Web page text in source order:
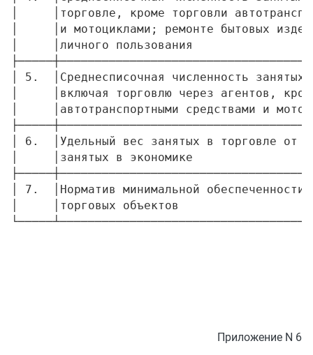
│     │торговле, кроме торговли
│     │и мотоциклами; ремонте бытовых
│     │личного пользования
│ 5.  │Среднесписочная численность
│     │включая торговлю через
│     │автотранспортными средствами
│ 6.  │Удельный вес занятых в торговле
│     │занятых в экономике
│ 7.  │Норматив минимальной
│     │торговых объектов
Приложение N 6